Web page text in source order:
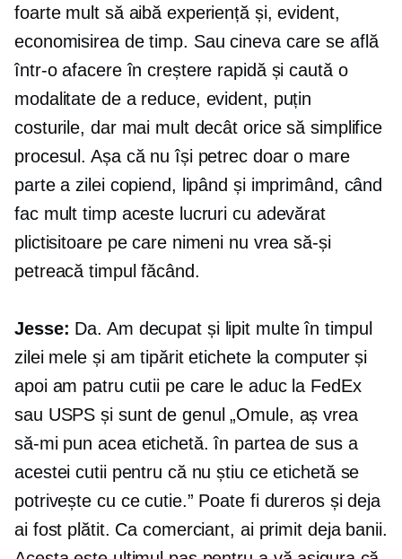
foarte mult să aibă experiență și, evident,
economisirea de timp. Sau cineva care se află
într-o afacere în creștere rapidă și caută o
modalitate de a reduce, evident, puțin
costurile, dar mai mult decât orice să simplifice
procesul. Așa că nu își petrec doar o mare
parte a zilei copiend, lipând și imprimând, când
fac mult timp aceste lucruri cu adevărat
plictisitoare pe care nimeni nu vrea să-și
petreacă timpul făcând.
Jesse: Da. Am decupat și lipit multe în timpul
zilei mele și am tipărit etichete la computer și
apoi am patru cutii pe care le aduc la FedEx
sau USPS și sunt de genul „Omule, aș vrea
să-mi pun acea etichetă. în partea de sus a
acestei cutii pentru că nu știu ce etichetă se
potrivește cu ce cutie.” Poate fi dureros și deja
ai fost plătit. Ca comerciant, ai primit deja banii.